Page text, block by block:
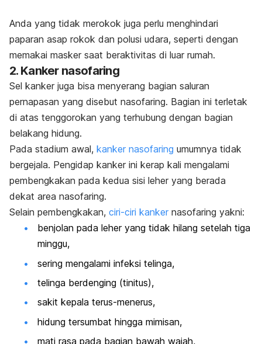
Anda yang tidak merokok juga perlu menghindari
paparan asap rokok dan polusi udara, seperti dengan
memakai masker saat beraktivitas di luar rumah.
2. Kanker nasofaring
Sel kanker juga bisa menyerang bagian saluran
pernapasan yang disebut nasofaring. Bagian ini terletak
di atas tenggorokan yang terhubung dengan bagian
belakang hidung.
Pada stadium awal, kanker nasofaring umumnya tidak
bergejala. Pengidap kanker ini kerap kali mengalami
pembengkakan pada kedua sisi leher yang berada
dekat area nasofaring.
Selain pembengkakan, ciri-ciri kanker nasofaring yakni:
benjolan pada leher yang tidak hilang setelah tiga
minggu,
sering mengalami infeksi telinga,
telinga berdenging (tinitus),
sakit kepala terus-menerus,
hidung tersumbat hingga mimisan,
mati rasa pada bagian bawah wajah,